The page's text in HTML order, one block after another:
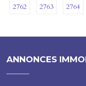
2762 2763 2764
ANNONCES